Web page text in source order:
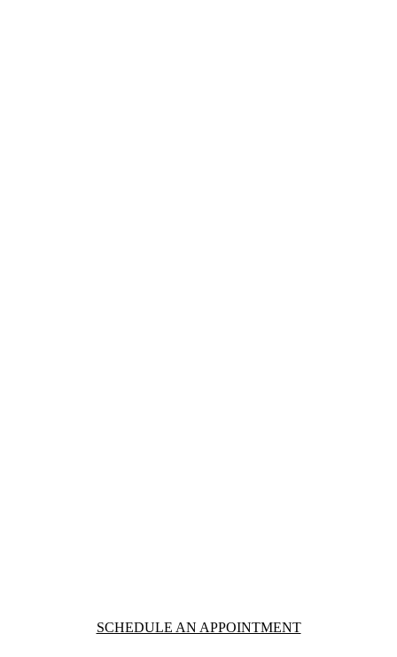
SCHEDULE AN APPOINTMENT